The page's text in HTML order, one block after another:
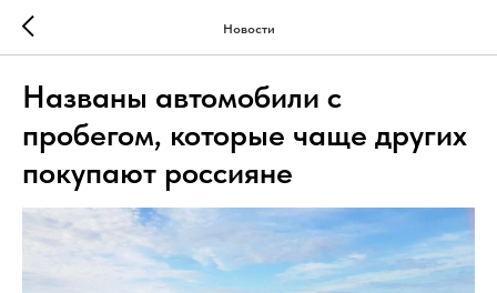
Новости
Названы автомобили с
пробегом, которые чаще других
покупают россияне